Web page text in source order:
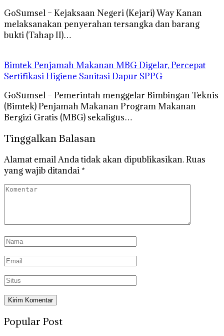
GoSumsel – Kejaksaan Negeri (Kejari) Way Kanan
melaksanakan penyerahan tersangka dan barang
bukti (Tahap II)…
Bimtek Penjamah Makanan MBG Digelar, Percepat
Sertifikasi Higiene Sanitasi Dapur SPPG
GoSumsel – Pemerintah menggelar Bimbingan Teknis
(Bimtek) Penjamah Makanan Program Makanan
Bergizi Gratis (MBG) sekaligus…
Tinggalkan Balasan
Alamat email Anda tidak akan dipublikasikan.Ruas
yang wajib ditandai *
Popular Post